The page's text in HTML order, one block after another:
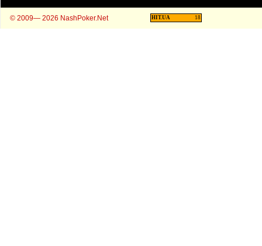
© 2009— 2026 NashPoker.Net HIT.UA 18